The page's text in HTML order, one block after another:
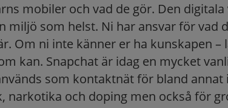
mobiler och vad de gör. Den
miljö som helst. Ni har ansvar för vad
Om ni inte känner er ha kunskapen –
kan. Snapchat är idag en mycket
som kontaktnät för bland annat
narkotika och doping men också för